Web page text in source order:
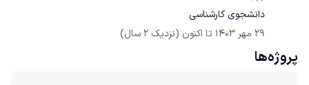
دانشجوی کارشناسی
29 مهر 1403
تا اکنون (نزدیک 2 سال)
پروژه‌ها